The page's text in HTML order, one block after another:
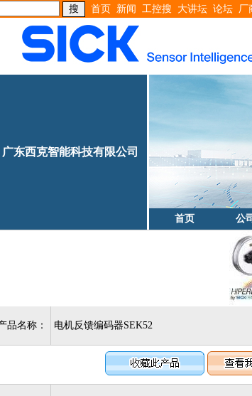
首页 新闻 工控搜 大讲坛 论坛 厂
广东西克智能科技有限公司
首页 公
品名称： 电机反馈编码器SEK52